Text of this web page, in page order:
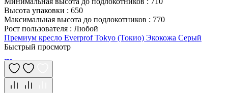
Высота упаковки : 650
Максимальная высота до подлокотников : 770
Рост пользователя : Любой
Премиум кресло Everprof Tokyo (Токио) Экокожа Серый
Быстрый просмотр